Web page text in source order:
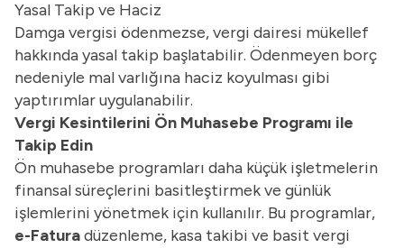
Yasal Takip ve Haciz
Damga vergisi ödenmezse, vergi dairesi mükellef
hakkında yasal takip başlatabilir. Ödenmeyen borç
nedeniyle mal varlığına haciz koyulması gibi
yaptırımlar uygulanabilir.
Vergi Kesintilerini Ön Muhasebe Programı ile
Takip Edin
Ön muhasebe programları daha küçük işletmelerin
finansal süreçlerini basitleştirmek ve günlük
işlemlerini yönetmek için kullanılır. Bu programlar,
e-Faturadüzenleme, kasa takibi ve basit vergi